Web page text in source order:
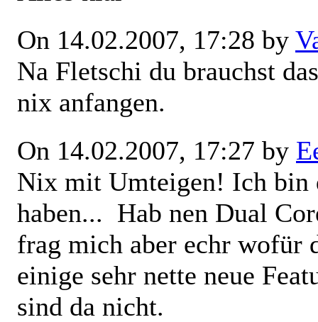
On 14.02.2007, 17:28 by
Na Fletschi du brauchst
nix anfangen.
On 14.02.2007, 17:27 by
Nix mit Umteigen! Ich bin
haben... Hab nen Dual
frag mich aber echr wofür
einige sehr nette neue
sind da nicht.